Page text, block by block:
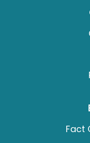
Fact